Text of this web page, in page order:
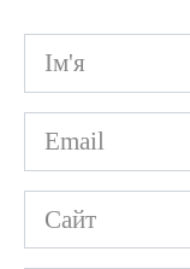
Ім'я
*
Email
*
Сайт